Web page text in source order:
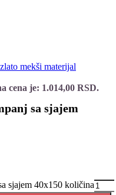
mekši materijal
cena je: 1.014,00 RSD.
sa sjajem
sjajem 40x150 količina